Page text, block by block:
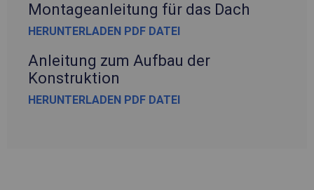
Montageanleitung für das Dach
HERUNTERLADEN PDF DATEI
Anleitung zum Aufbau der
Konstruktion
HERUNTERLADEN PDF DATEI